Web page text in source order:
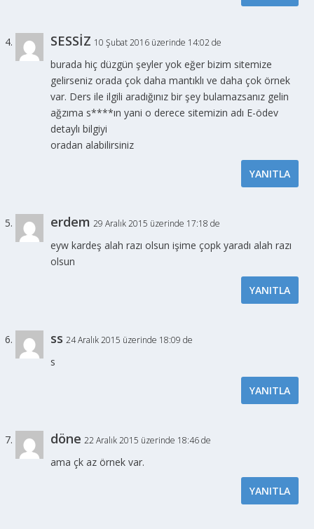
SESSİZ 10 Şubat 2016 üzerinde 14:02 de
burada hiç düzgün şeyler yok eğer bizim sitemize
gelirseniz orada çok daha mantıklı ve daha çok örnek
var. Ders ile ilgili aradığınız bir şey bulamazsanız gelin
ağzıma s****ın yani o derece sitemizin adı E-ödev
detaylı bilgiyi
oradan alabilirsiniz
YANITLA
erdem 29 Aralık 2015 üzerinde 17:18 de
eyw kardeş alah razı olsun işime çopk yaradı alah razı
olsun
YANITLA
ss 24 Aralık 2015 üzerinde 18:09 de
s
YANITLA
döne 22 Aralık 2015 üzerinde 18:46 de
ama çk az örnek var.
YANITLA